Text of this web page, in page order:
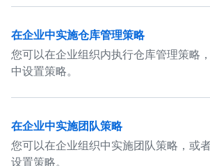
在企业中实施仓库管理策略
您可以在企业组织内执行仓库管理策略
中设置策略。
在企业中实施团队策略
您可以在企业组织中实施团队策略，或
设置策略。